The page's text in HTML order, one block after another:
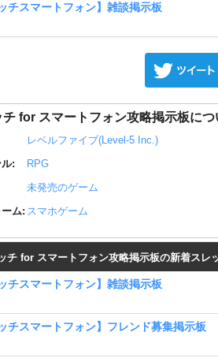
チスマートフォン】雑談掲示板
for スマートフォン攻略掲示板につ
レベルファイブ(Level-5 Inc.)
:
RPG
未発売のゲーム
ム: スマホゲーム
チ for スマートフォン攻略掲示板の新着スレ
チスマートフォン】雑談掲示板
チスマートフォン】フレンド募集掲示板